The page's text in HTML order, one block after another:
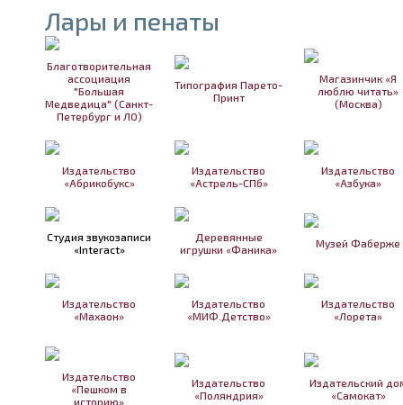
Лары и пенаты
Благотворительная
ассоциация
"Большая
Медведица" (Санкт-
Петербург и ЛО)
Типография Парето-
Принт
Магазинчик «Я
люблю читать»
(Москва)
Издательство
«Абрикобукс»
Издательство
«Астрель-СПб»
Издательство
«Азбука»
Студия звукозаписи
«Interact»
Деревянные
игрушки «Фаника»
Музей Фаберже
Издательство
«Махаон»
Издательство
«МИФ.Детство»
Издательство
«Лорета»
Издательство
«Пешком в
историю»
Издательство
«Поляндрия»
Издательский
«Самокат»